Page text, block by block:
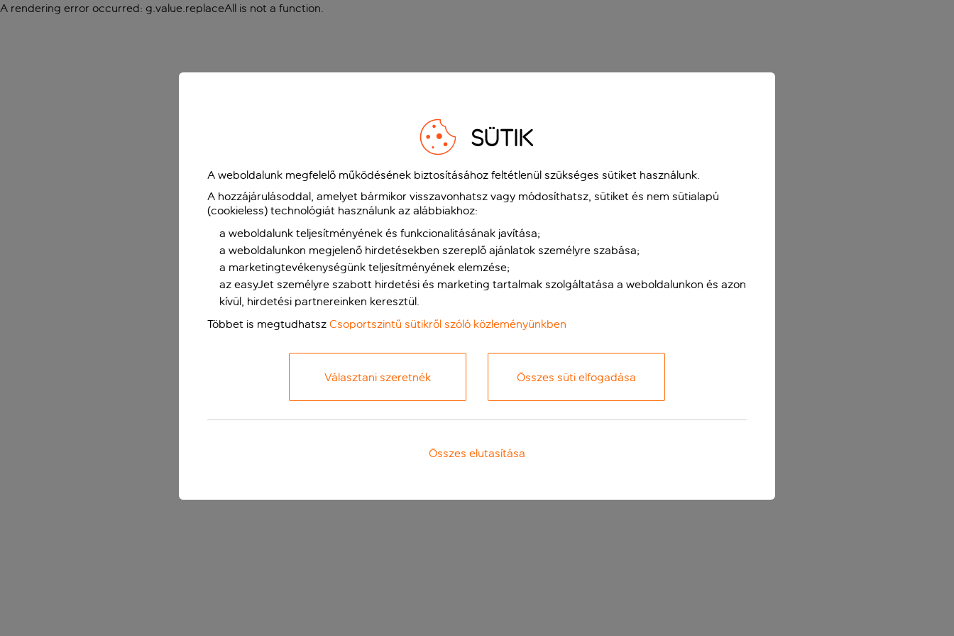
A rendering error occurred: g.value.replaceAll is not a function.
SÜTIK
A weboldalunk megfelelő működésének biztosításához feltétlenül szükséges sütiket használunk.
A hozzájárulásoddal, amelyet bármikor visszavonhatsz vagy módosíthatsz, sütiket és nem sütialapú
(cookieless) technológiát használunk az alábbiakhoz:
a weboldalunk teljesítményének és funkcionalitásának javítása;
a weboldalunkon megjelenő hirdetésekben szereplő ajánlatok személyre szabása;
a marketingtevékenységünk teljesítményének elemzése;
az easyJet személyre szabott hirdetési és marketing tartalmak szolgáltatása a weboldalunkon és azon
kívül, hirdetési partnereinken keresztül.
Többet is megtudhatsz Csoportszintű sütikről szóló közleményünkben
Választani szeretnék Összes süti elfogadása
Összes elutasítása